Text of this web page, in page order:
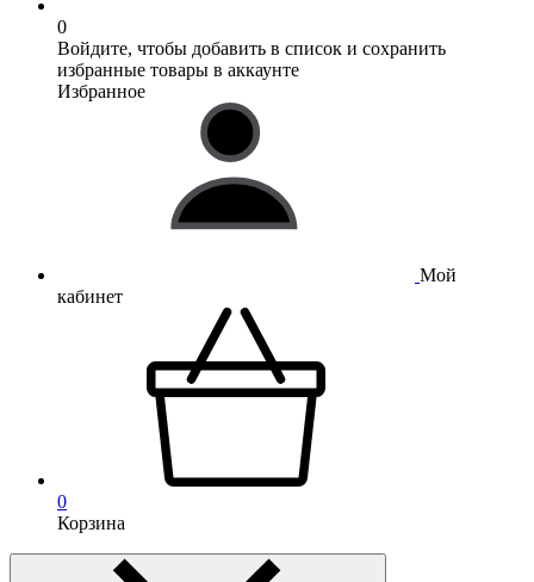
0
Войдите, чтобы добавить в список и сохранить
избранные товары в аккаунте
Избранное
Мой
кабинет
0
Корзина